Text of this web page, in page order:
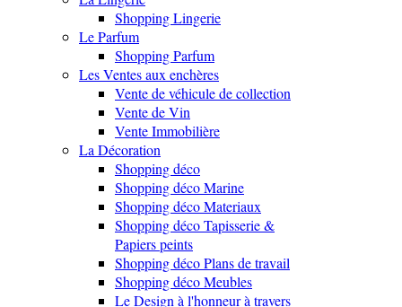
Shopping Lingerie
Le Parfum
Shopping Parfum
Les Ventes aux enchères
Vente de véhicule de collection
Vente de Vin
Vente Immobilière
La Décoration
Shopping déco
Shopping déco Marine
Shopping déco Materiaux
Shopping déco Tapisserie &
Papiers peints
Shopping déco Plans de travail
Shopping déco Meubles
Le Design à l'honneur à travers